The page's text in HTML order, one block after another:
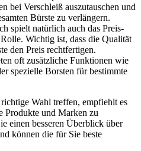
bei Verschleiß auszutauschen und
Bürste zu verlängern.
spielt natürlich auch das Preis-
Wichtig ist, dass die Qualität
den Preis rechtfertigen.
oft zusätzliche Funktionen wie
spezielle Borsten für bestimmte
Wahl treffen, empfiehlt es
Produkte und Marken zu
einen besseren Überblick über
können die für Sie beste